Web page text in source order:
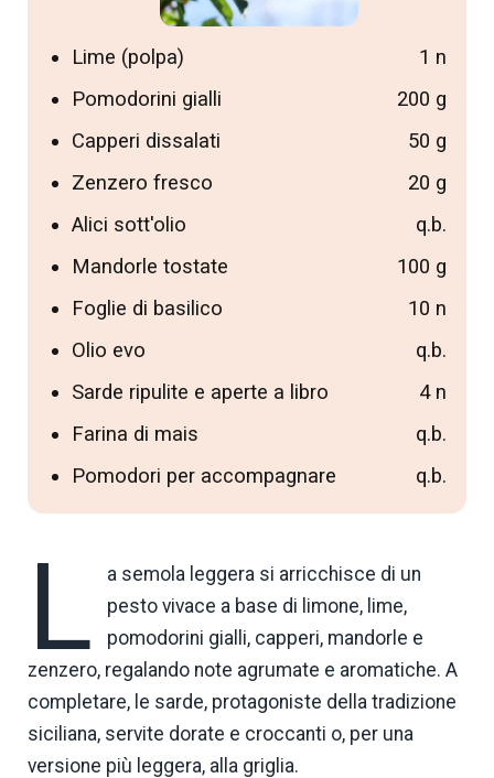
Lime (polpa)
1 n
Pomodorini gialli
200 g
Capperi dissalati
50 g
Zenzero fresco
20 g
Alici sott'olio
q.b.
Mandorle tostate
100 g
Foglie di basilico
10 n
Olio evo
q.b.
Sarde ripulite e aperte a libro
4 n
Farina di mais
q.b.
Pomodori per accompagnare
q.b.
L
a semola leggera si arricchisce di un
pesto vivace a base di limone, lime,
pomodorini gialli, capperi, mandorle e
zenzero, regalando note agrumate e aromatiche. A
completare, le sarde, protagoniste della tradizione
siciliana, servite dorate e croccanti o, per una
versione più leggera, alla griglia.